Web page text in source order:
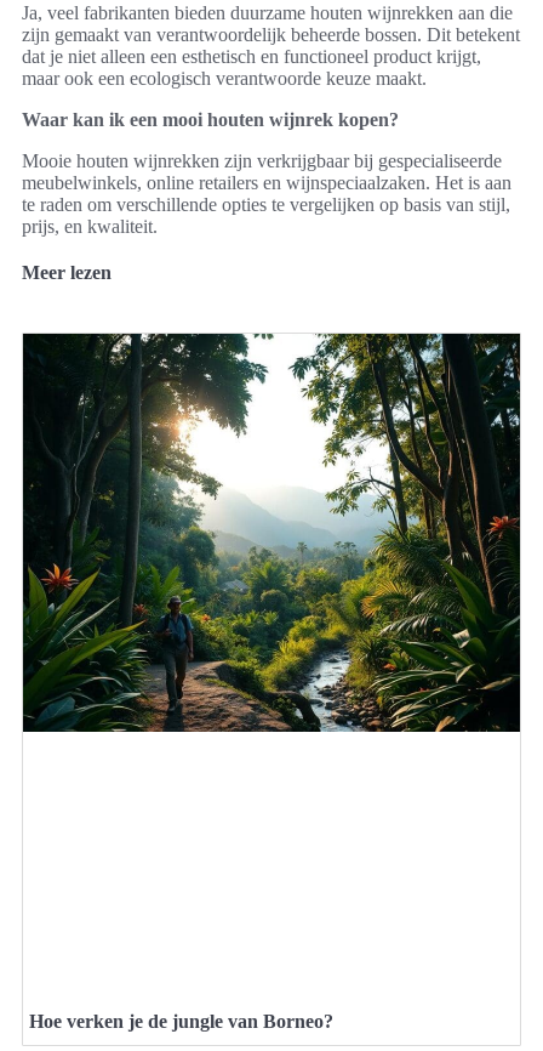
Ja, veel fabrikanten bieden duurzame houten wijnrekken aan die
zijn gemaakt van verantwoordelijk beheerde bossen. Dit betekent
dat je niet alleen een esthetisch en functioneel product krijgt,
maar ook een ecologisch verantwoorde keuze maakt.
Waar kan ik een mooi houten wijnrek kopen?
Mooie houten wijnrekken zijn verkrijgbaar bij gespecialiseerde
meubelwinkels, online retailers en wijnspeciaalzaken. Het is aan
te raden om verschillende opties te vergelijken op basis van stijl,
prijs, en kwaliteit.
Meer lezen
Hoe verken je de jungle van Borneo?